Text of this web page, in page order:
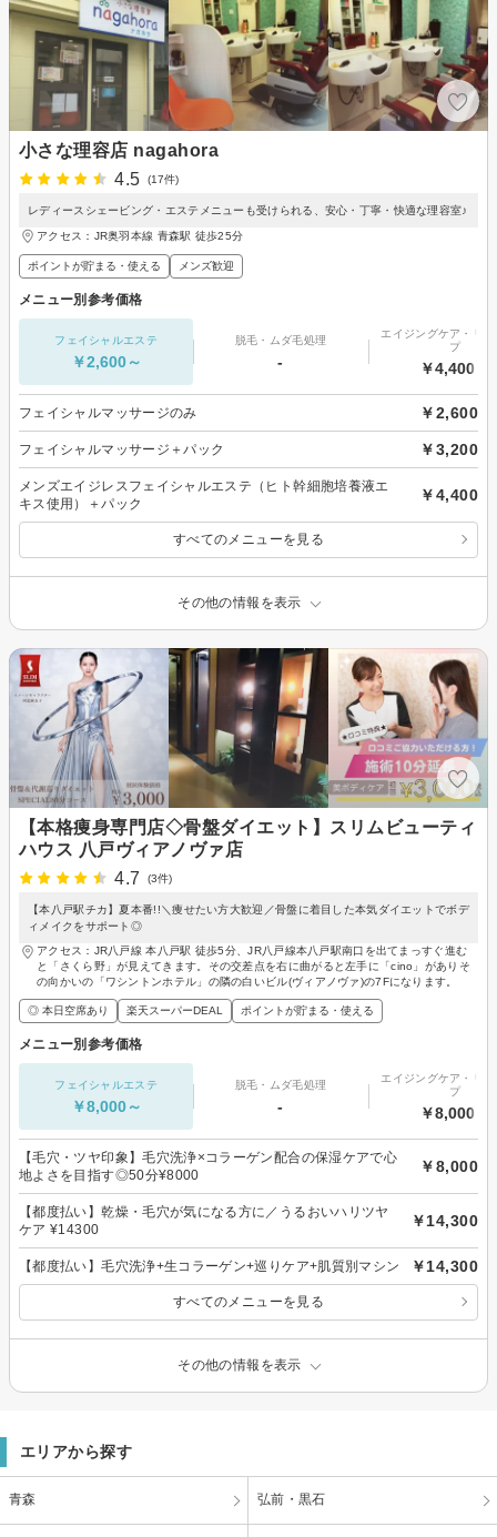
小さな理容店 nagahora
4.5
(17件)
レディースシェービング・エステメニューも受けられる、安心・丁寧・快適な理容室♪
アクセス：JR奥羽本線 青森駅 徒歩25分
ポイントが貯まる・使える メンズ歓迎
メニュー別参考価格
フェイシャルエステ
￥2,600～
脱毛・ムダ毛処理
-
エイジングケア・リ
プ
￥4,400～
フェイシャルマッサージのみ ￥2,600
フェイシャルマッサージ＋パック ￥3,200
メンズエイジレスフェイシャルエステ（ヒト幹細胞培養液エ
キス使用）＋パック
￥4,400
すべてのメニューを見る
その他の情報を表示
【本格痩身専門店◇骨盤ダイエット】スリムビューティ
ハウス 八戸ヴィアノヴァ店
4.7
(3件)
【本八戸駅チカ】夏本番!!＼痩せたい方大歓迎／骨盤に着目した本気ダイエットでボデ
ィメイクをサポート◎
アクセス：JR八戸線 本八戸駅 徒歩5分、JR八戸線本八戸駅南口を出てまっすぐ進む
と「さくら野」が見えてきます。その交差点を右に曲がると左手に「cino」がありそ
の向かいの「ワシントンホテル」の隣の白いビル(ヴィアノヴァ)の7Fになります。
◎ 本日空席あり 楽天スーパーDEAL ポイントが貯まる・使える
メニュー別参考価格
フェイシャルエステ
￥8,000～
脱毛・ムダ毛処理
-
エイジングケア・リ
プ
￥8,000～
【毛穴・ツヤ印象】毛穴洗浄×コラーゲン配合の保湿ケアで心
地よさを目指す◎50分¥8000
￥8,000
【都度払い】乾燥・毛穴が気になる方に／うるおいハリツヤ
ケア ¥14300
￥14,300
【都度払い】毛穴洗浄+生コラーゲン+巡りケア+肌質別マシン ￥14,300
すべてのメニューを見る
その他の情報を表示
エリアから探す
青森 弘前・黒石